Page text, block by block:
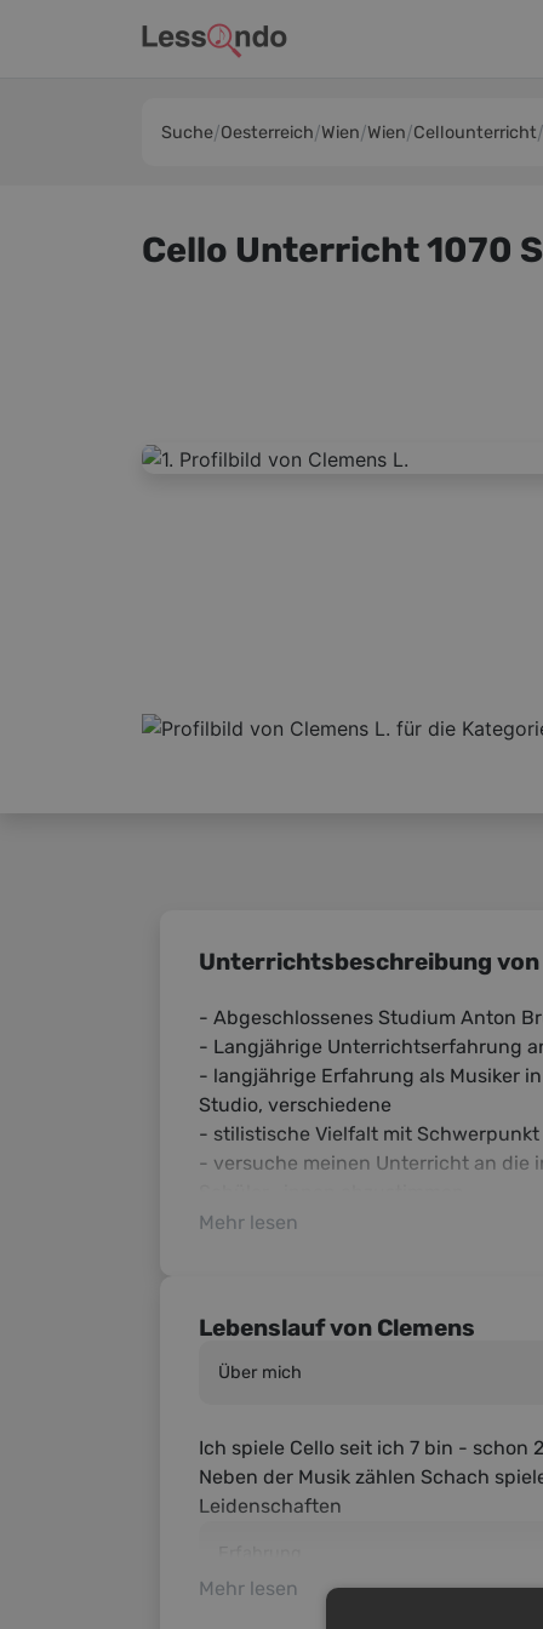
Suche Oesterreich Wien Wien Cellounterricht
Cello Unterricht 1070
Unterrichtsbeschreibung von
- Abgeschlossenes Studium Anton
- Langjährige Unterrichtserfahrung
- langjährige Erfahrung als Musiker
Studio, verschiedene
- stilistische Vielfalt mit
- versuche meinen Unterricht an die
Mehr lesen
Lebenslauf von Clemens
Über mich
Ich spiele Cello seit ich 7 bin - schon
Neben der Musik zählen Schach
Mehr lesen